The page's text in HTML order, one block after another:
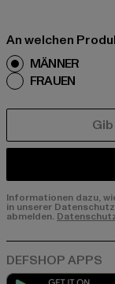
An welchen
MÄNNER
FRAUEN
Informationen dazu,
in unserer
abmelden.